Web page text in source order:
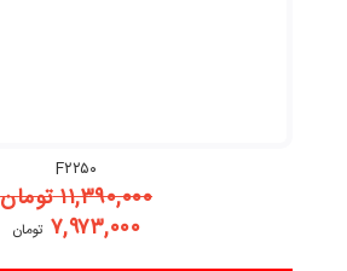
F۲۲۵۰
۱۱,۳۹۰,۰۰۰تومان
۷,۹۷۳,۰۰۰ تومان